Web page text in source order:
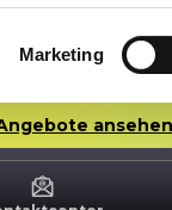
Marketing
ansehen